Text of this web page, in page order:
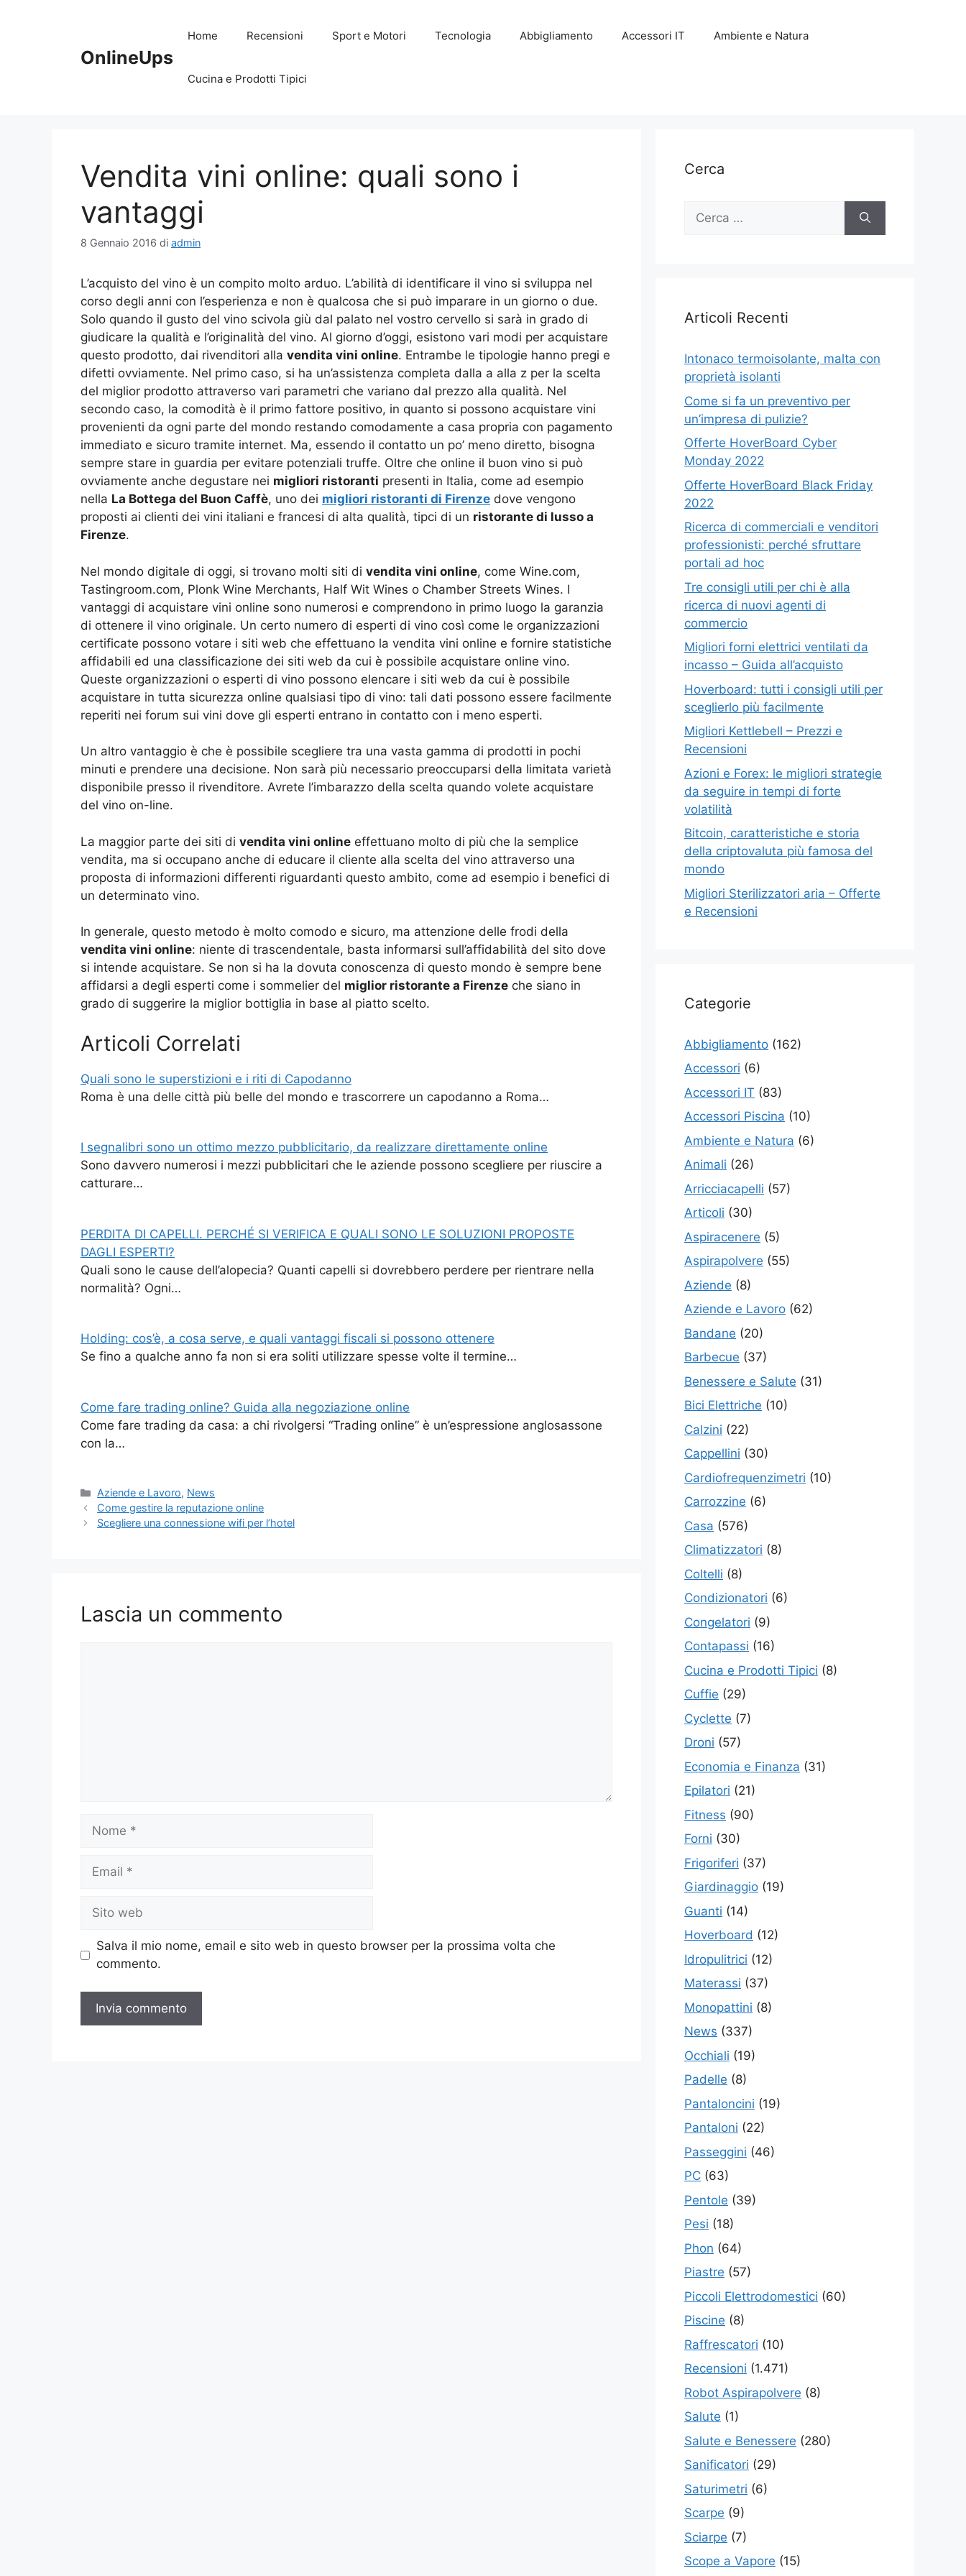
OnlineUps
Home Recensioni Sport e Motori Tecnologia Abbigliamento Accessori IT Ambiente e Natura
Cucina e Prodotti Tipici
Vendita vini online: quali sono i
vantaggi
8 Gennaio 2016 di admin
L’acquisto del vino è un compito molto arduo. L’abilità di identificare il vino si sviluppa nel
corso degli anni con l’esperienza e non è qualcosa che si può imparare in un giorno o due.
Solo quando il gusto del vino scivola giù dal palato nel vostro cervello si sarà in grado di
giudicare la qualità e l’originalità del vino. Al giorno d’oggi, esistono vari modi per acquistare
questo prodotto, dai rivenditori alla vendita vini online. Entrambe le tipologie hanno pregi e
difetti ovviamente. Nel primo caso, si ha un’assistenza completa dalla a alla z per la scelta
del miglior prodotto attraverso vari parametri che variano dal prezzo alla qualità. Nel
secondo caso, la comodità è il primo fattore positivo, in quanto si possono acquistare vini
provenienti da ogni parte del mondo restando comodamente a casa propria con pagamento
immediato e sicuro tramite internet. Ma, essendo il contatto un po’ meno diretto, bisogna
sempre stare in guardia per evitare potenziali truffe. Oltre che online il buon vino si può
ovviamente anche degustare nei migliori ristoranti presenti in Italia, come ad esempio
nella La Bottega del Buon Caffè, uno dei migliori ristoranti di Firenze dove vengono
proposti ai clienti dei vini italiani e francesi di alta qualità, tipci di un ristorante di lusso a
Firenze.
Nel mondo digitale di oggi, si trovano molti siti di vendita vini online, come Wine.com,
Tastingroom.com, Plonk Wine Merchants, Half Wit Wines o Chamber Streets Wines. I
vantaggi di acquistare vini online sono numerosi e comprendono in primo luogo la garanzia
di ottenere il vino originale. Un certo numero di esperti di vino così come le organizzazioni
certificate possono votare i siti web che effettuano la vendita vini online e fornire statistiche
affidabili ed una classificazione dei siti web da cui è possibile acquistare online vino.
Queste organizzazioni o esperti di vino possono elencare i siti web da cui è possibile
acquistare in tutta sicurezza online qualsiasi tipo di vino: tali dati possono essere facilmente
reperiti nei forum sui vini dove gli esperti entrano in contatto con i meno esperti.
Un altro vantaggio è che è possibile scegliere tra una vasta gamma di prodotti in pochi
minuti e prendere una decisione. Non sarà più necessario preoccuparsi della limitata varietà
disponibile presso il rivenditore. Avrete l’imbarazzo della scelta quando volete acquistare
del vino on-line.
La maggior parte dei siti di vendita vini online effettuano molto di più che la semplice
vendita, ma si occupano anche di educare il cliente alla scelta del vino attraverso una
proposta di informazioni differenti riguardanti questo ambito, come ad esempio i benefici di
un determinato vino.
In generale, questo metodo è molto comodo e sicuro, ma attenzione delle frodi della
vendita vini online: niente di trascendentale, basta informarsi sull’affidabilità del sito dove
si intende acquistare. Se non si ha la dovuta conoscenza di questo mondo è sempre bene
affidarsi a degli esperti come i sommelier del miglior ristorante a Firenze che siano in
grado di suggerire la miglior bottiglia in base al piatto scelto.
Articoli Correlati
Quali sono le superstizioni e i riti di Capodanno
Roma è una delle città più belle del mondo e trascorrere un capodanno a Roma…
I segnalibri sono un ottimo mezzo pubblicitario, da realizzare direttamente online
Sono davvero numerosi i mezzi pubblicitari che le aziende possono scegliere per riuscire a
catturare…
PERDITA DI CAPELLI. PERCHÉ SI VERIFICA E QUALI SONO LE SOLUZIONI PROPOSTE
DAGLI ESPERTI?
Quali sono le cause dell’alopecia? Quanti capelli si dovrebbero perdere per rientrare nella
normalità? Ogni…
Holding: cos’è, a cosa serve, e quali vantaggi fiscali si possono ottenere
Se fino a qualche anno fa non si era soliti utilizzare spesse volte il termine…
Come fare trading online? Guida alla negoziazione online
Come fare trading da casa: a chi rivolgersi “Trading online” è un’espressione anglosassone
con la…
Categorie
Aziende e Lavoro, News
Come gestire la reputazione online
Scegliere una connessione wifi per l’hotel
Lascia un commento
Nome
Email
Sito
web
Salva il mio nome, email e sito web in questo browser per la prossima volta che
commento.
Cerca
Ricerca
Articoli Recenti
Intonaco termoisolante, malta con
proprietà isolanti
Come si fa un preventivo per
un’impresa di pulizie?
Offerte HoverBoard Cyber
Monday 2022
Offerte HoverBoard Black Friday
2022
Ricerca di commerciali e venditori
professionisti: perché sfruttare
portali ad hoc
Tre consigli utili per chi è alla
ricerca di nuovi agenti di
commercio
Migliori forni elettrici ventilati da
incasso – Guida all’acquisto
Hoverboard: tutti i consigli utili per
sceglierlo più facilmente
Migliori Kettlebell – Prezzi e
Recensioni
Azioni e Forex: le migliori strategie
da seguire in tempi di forte
volatilità
Bitcoin, caratteristiche e storia
della criptovaluta più famosa del
mondo
Migliori Sterilizzatori aria – Offerte
e Recensioni
Categorie
Abbigliamento (162)
Accessori (6)
Accessori IT (83)
Accessori Piscina (10)
Ambiente e Natura (6)
Animali (26)
Arricciacapelli (57)
Articoli (30)
Aspiracenere (5)
Aspirapolvere (55)
Aziende (8)
Aziende e Lavoro (62)
Bandane (20)
Barbecue (37)
Benessere e Salute (31)
Bici Elettriche (10)
Calzini (22)
Cappellini (30)
Cardiofrequenzimetri (10)
Carrozzine (6)
Casa (576)
Climatizzatori (8)
Coltelli (8)
Condizionatori (6)
Congelatori (9)
Contapassi (16)
Cucina e Prodotti Tipici (8)
Cuffie (29)
Cyclette (7)
Droni (57)
Economia e Finanza (31)
Epilatori (21)
Fitness (90)
Forni (30)
Frigoriferi (37)
Giardinaggio (19)
Guanti (14)
Hoverboard (12)
Idropulitrici (12)
Materassi (37)
Monopattini (8)
News (337)
Occhiali (19)
Padelle (8)
Pantaloncini (19)
Pantaloni (22)
Passeggini (46)
PC (63)
Pentole (39)
Pesi (18)
Phon (64)
Piastre (57)
Piccoli Elettrodomestici (60)
Piscine (8)
Raffrescatori (10)
Recensioni (1.471)
Robot Aspirapolvere (8)
Salute (1)
Salute e Benessere (280)
Sanificatori (29)
Saturimetri (6)
Scarpe (9)
Sciarpe (7)
Scope a Vapore (15)